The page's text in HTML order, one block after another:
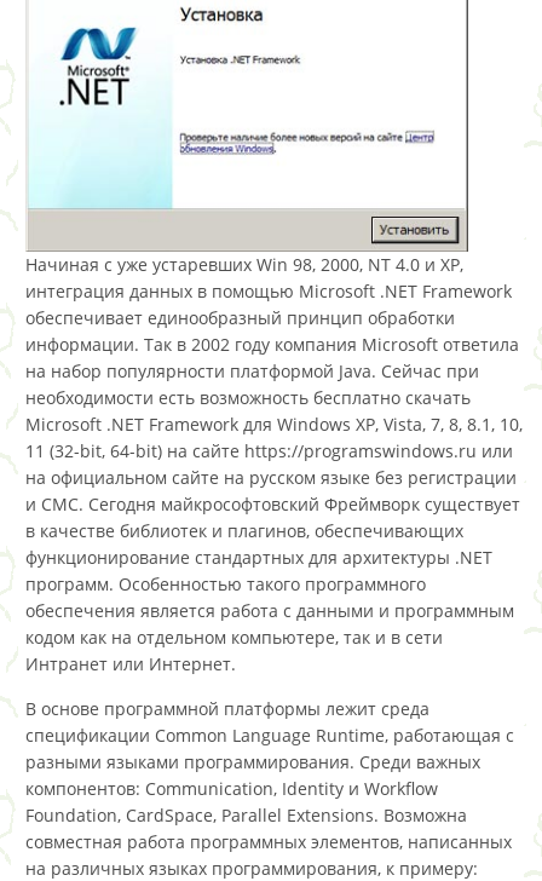
Начиная с уже устаревших Win 98, 2000, NT 4.0 и XP,
интеграция данных в помощью Microsoft .NET Framework
обеспечивает единообразный принцип обработки
информации. Так в 2002 году компания Microsoft ответила
на набор популярности платформой Java. Сейчас при
необходимости есть возможность бесплатно скачать
Microsoft .NET Framework для Windows XP, Vista, 7, 8, 8.1, 10,
11 (32-bit, 64-bit) на сайте https://programswindows.ru или
на официальном сайте на русском языке без регистрации
и СМС. Сегодня майкрософтовский Фреймворк существует
в качестве библиотек и плагинов, обеспечивающих
функционирование стандартных для архитектуры .NET
программ. Особенностью такого программного
обеспечения является работа с данными и программным
кодом как на отдельном компьютере, так и в сети
Интранет или Интернет.
В основе программной платформы лежит среда
спецификации Common Language Runtime, работающая с
разными языками программирования. Среди важных
компонентов: Communication, Identity и Workflow
Foundation, CardSpace, Parallel Extensions. Возможна
совместная работа программных элементов, написанных
на различных языках программирования, к примеру: